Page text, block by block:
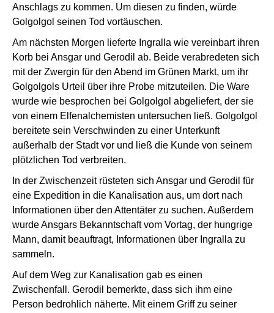
Anschlags zu kommen. Um diesen zu finden, würde
Golgolgol seinen Tod vortäuschen.
Am nächsten Morgen lieferte Ingralla wie vereinbart ihren
Korb bei Ansgar und Gerodil ab. Beide verabredeten sich
mit der Zwergin für den Abend im Grünen Markt, um ihr
Golgolgols Urteil über ihre Probe mitzuteilen. Die Ware
wurde wie besprochen bei Golgolgol abgeliefert, der sie
von einem Elfenalchemisten untersuchen ließ. Golgolgol
bereitete sein Verschwinden zu einer Unterkunft
außerhalb der Stadt vor und ließ die Kunde von seinem
plötzlichen Tod verbreiten.
In der Zwischenzeit rüsteten sich Ansgar und Gerodil für
eine Expedition in die Kanalisation aus, um dort nach
Informationen über den Attentäter zu suchen. Außerdem
wurde Ansgars Bekanntschaft vom Vortag, der hungrige
Mann, damit beauftragt, Informationen über Ingralla zu
sammeln.
Auf dem Weg zur Kanalisation gab es einen
Zwischenfall. Gerodil bemerkte, dass sich ihm eine
Person bedrohlich näherte. Mit einem Griff zu seiner